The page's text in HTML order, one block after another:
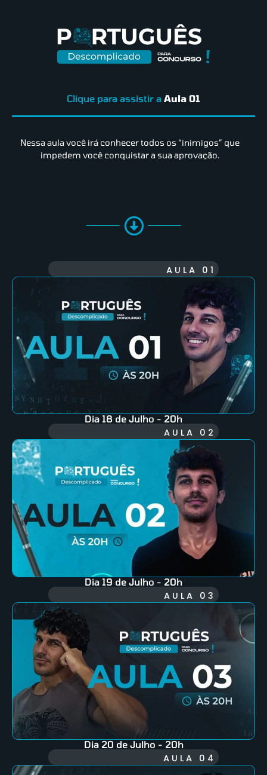
Clique para assistir a Aula 01
Nessa aula você irá conhecer todos os “inimigos” que
impedem você conquistar a sua aprovação.
AULA 01
Dia 18 de Julho - 20h
AULA 02
Dia 19 de Julho - 20h
AULA 03
Dia 20 de Julho - 20h
AULA 04